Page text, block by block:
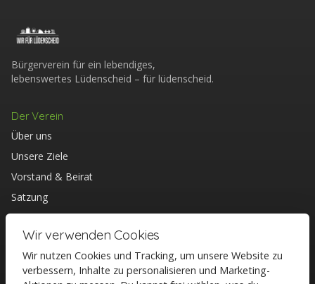
Bürgerverein für ein lebendiges,
lebenswertes Lüdenscheid – für lüdenscheid.
Der Verein
Über uns
Unsere Ziele
Vorstand & Beirat
Satzung
Mitglied werden
Aktuelles
Wir verwenden Cookies
Wir nutzen Cookies und Tracking, um unsere Website zu
verbessern, Inhalte zu personalisieren und Marketing-